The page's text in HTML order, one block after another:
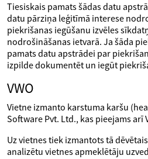
Tiesiskais pamats šādas datu
datu pārziņa leģitīmā interese
piekrišanas iegūšanu izvēles
nodrošināšanas ietvarā. Ja šāda
pamats datu apstrādei par
izpilde dokumentēt un iegūt
VWO
Vietne izmanto karstuma karšu
Software Pvt. Ltd., kas pieejams arī
Uz vietnes tiek izmantots tā
analizētu vietnes apmeklētāju